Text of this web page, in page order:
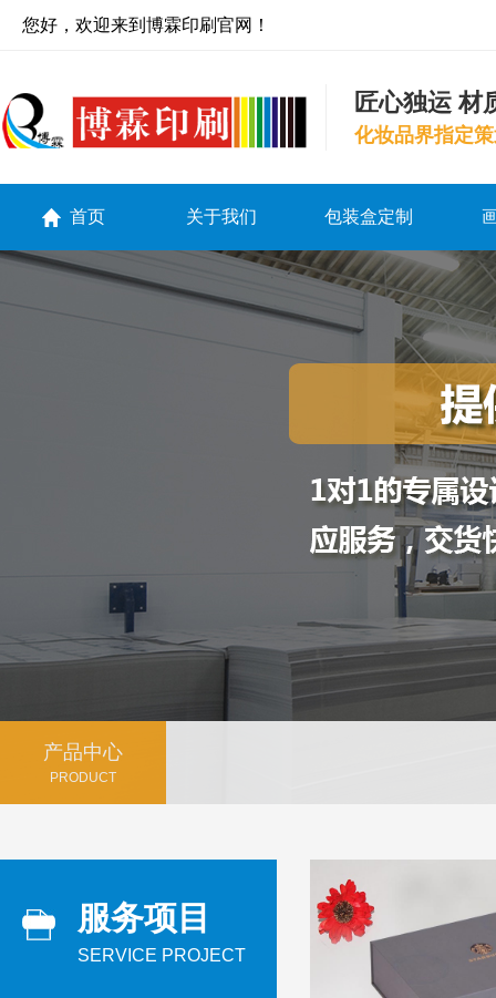
您好，欢迎来到博霖印刷官网！
匠心独运 材
化妆品界指定
首页 关于我们 包装盒定制
产品中心
PRODUCT
服务项目
SERVICE PROJECT